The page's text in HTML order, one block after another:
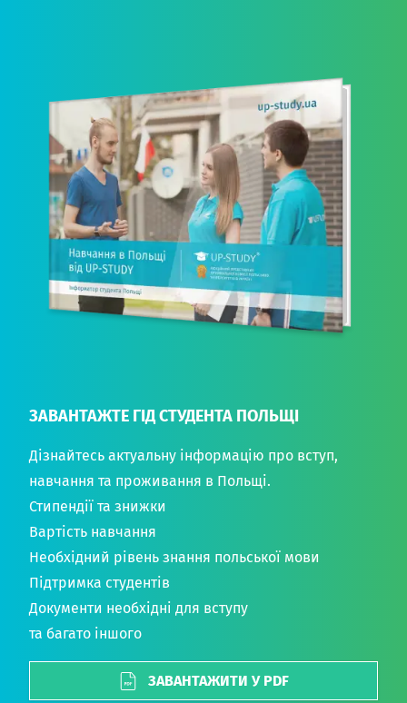
ЗАВАНТАЖТЕ ГІД СТУДЕНТА ПОЛЬЩІ
Дізнайтесь актуальну інформацію про вступ,
навчання та проживання в Польщі.
Стипендії та знижки
Вартість навчання
Необхідний рівень знання польської мови
Підтримка студентів
Документи необхідні для вступу
та багато іншого
ЗАВАНТАЖИТИ У PDF